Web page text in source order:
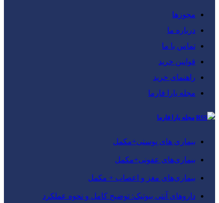
مجوزها
درباره ما
تماس با ما
قوانین خرید
راهنمای خرید
مجله یارا فارما
مجله یارا فارما
بیماری‌ های پوستی+مکمل
بیماری‌های عفونی+مکمل
بیماری‌های مغز و اعصاب + مکمل
داروهای آنتی‌ بیوتیک: توضیح کامل و نحوه عملکرد